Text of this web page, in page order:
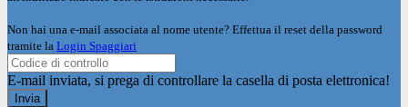
Non hai una e-mail associata al nome utente? Effettua il reset della password
tramite la Login Spaggiari
E-mail inviata, si prega di controllare la casella di posta elettronica!